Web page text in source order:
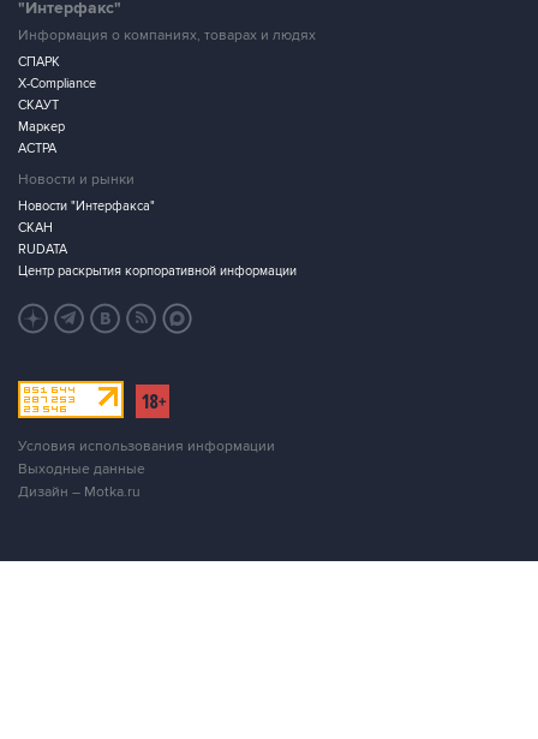
"Интерфакс"
Информация о компаниях, товарах и людях
СПАРК
X-Compliance
СКАУТ
Маркер
АСТРА
Новости и рынки
Новости "Интерфакса"
СКАН
RUDATA
Центр раскрытия корпоративной информации
Условия использования информации
Выходные данные
Дизайн – Motka.ru